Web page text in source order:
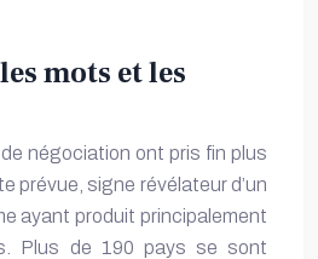
mots et les
négociation ont pris fin plus
prévue, signe révélateur d’un
ayant produit principalement
Plus de 190 pays se sont